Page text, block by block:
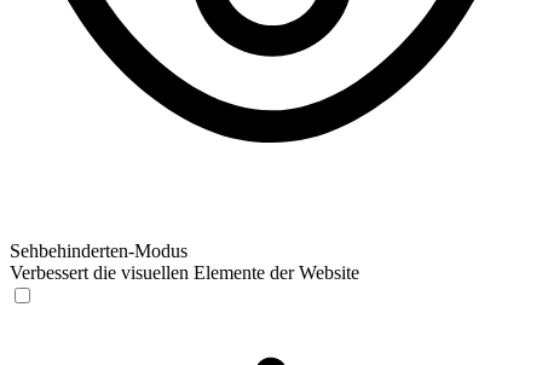
Sehbehinderten-Modus
Verbessert die visuellen Elemente der Website